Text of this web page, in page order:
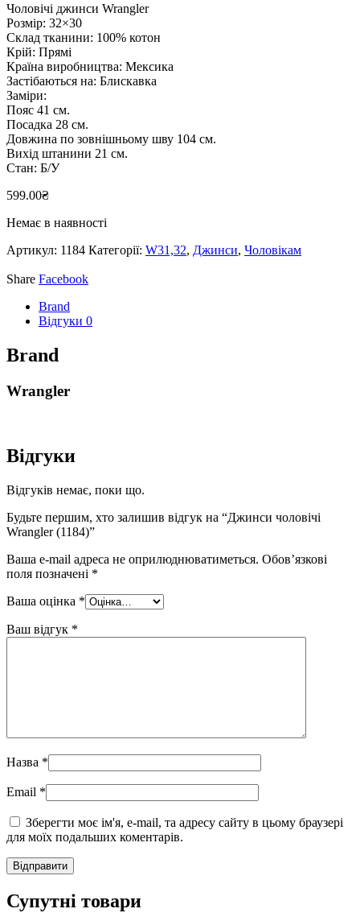
Чоловічі джинси Wrangler
Розмір: 32×30
Склад тканини: 100% котон
Крій: Прямі
Країна виробництва: Мексика
Застібаються на: Блискавка
Заміри:
Пояс 41 см.
Посадка 28 см.
Довжина по зовнішньому шву 104 см.
Вихід штанини 21 см.
Стан: Б/У
599.00₴
Немає в наявності
Артикул: 1184 Категорії: W31,32, Джинси, Чоловікам
Share Facebook
Brand
Відгуки 0
Brand
Wrangler
Відгуки
Відгуків немає, поки що.
Будьте першим, хто залишив відгук на “Джинси чоловічі
Wrangler (1184)”
Ваша e-mail адреса не оприлюднюватиметься. Обов’язкові
поля позначені *
Ваша оцінка *
Ваш відгук *
Назва *
Email *
Зберегти моє ім'я, e-mail, та адресу сайту в цьому браузері
для моїх подальших коментарів.
Супутні товари